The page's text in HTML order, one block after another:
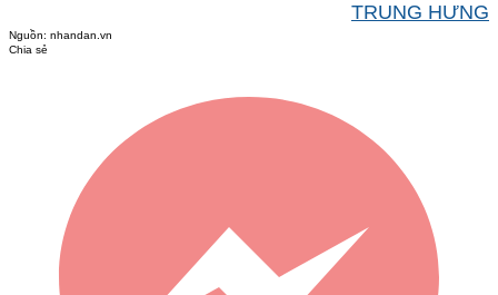
TRUNG HƯNG
Nguồn: nhandan.vn
Chia sẻ